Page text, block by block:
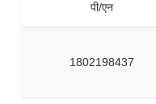
पी/एन
1802198437